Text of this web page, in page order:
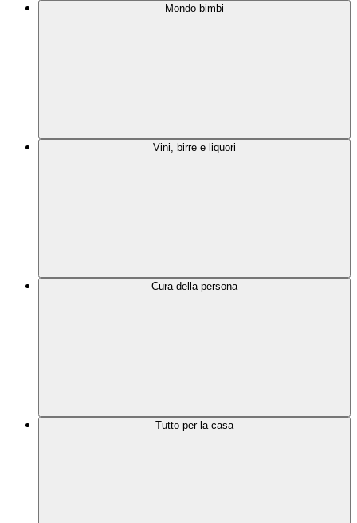
Mondo bimbi
Vini, birre e liquori
Cura della persona
Tutto per la casa